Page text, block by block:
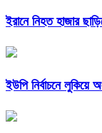
ইরানে নিহত হাজার
ইউপি নির্বাচনে লুকিয়ে